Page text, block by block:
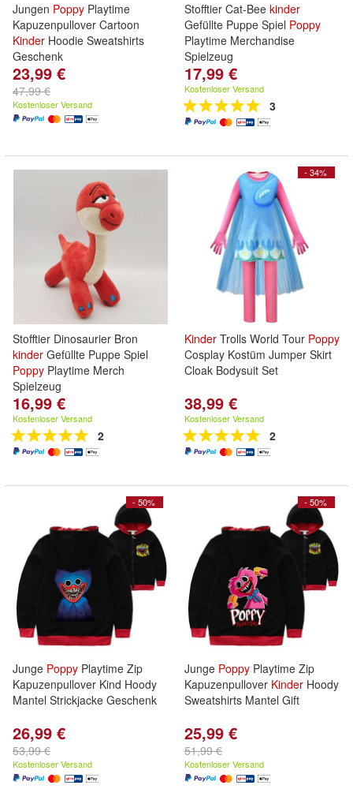
Jungen Poppy Playtime
Kapuzenpullover Cartoon
Kinder Hoodie Sweatshirts
Geschenk
23,99 €
47,99 €
Kostenloser Versand
Stofftier Cat-Bee kinder
Gefüllte Puppe Spiel Poppy
Playtime Merchandise
Spielzeug
17,99 €
Kostenloser Versand
3
Stofftier Dinosaurier Bron
kinder Gefüllte Puppe Spiel
Poppy Playtime Merch
Spielzeug
16,99 €
Kostenloser Versand
2
- 34%
Kinder Trolls World Tour Poppy
Cosplay Kostüm Jumper Skirt
Cloak Bodysuit Set
38,99 €
Kostenloser Versand
2
- 50%
Junge Poppy Playtime Zip
Kapuzenpullover Kind Hoody
Mantel Strickjacke Geschenk
26,99 €
53,99 €
Kostenloser Versand
- 50%
Junge Poppy Playtime Zip
Kapuzenpullover Kinder Hoody
Sweatshirts Mantel Gift
25,99 €
51,99 €
Kostenloser Versand